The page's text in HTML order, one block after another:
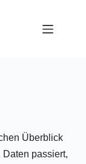
Überblick
passiert,